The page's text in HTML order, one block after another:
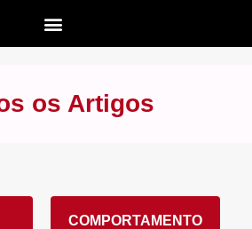
os Artigos
COMPORTAMENTO